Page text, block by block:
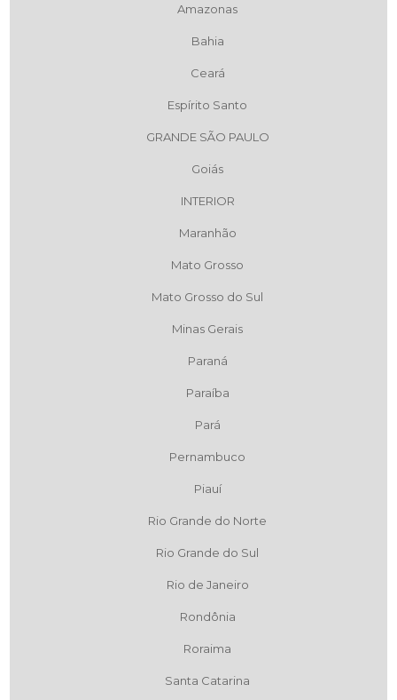
Amazonas
Bahia
Ceará
Espírito Santo
GRANDE SÃO PAULO
Goiás
INTERIOR
Maranhão
Mato Grosso
Mato Grosso do Sul
Minas Gerais
Paraná
Paraíba
Pará
Pernambuco
Piauí
Rio Grande do Norte
Rio Grande do Sul
Rio de Janeiro
Rondônia
Roraima
Santa Catarina